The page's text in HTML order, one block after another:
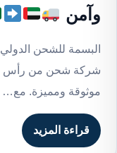
وآمن
البسمة للشحن
شركة شحن من رأس
موثوقة ومميزة. مع…
قراءة المزيد